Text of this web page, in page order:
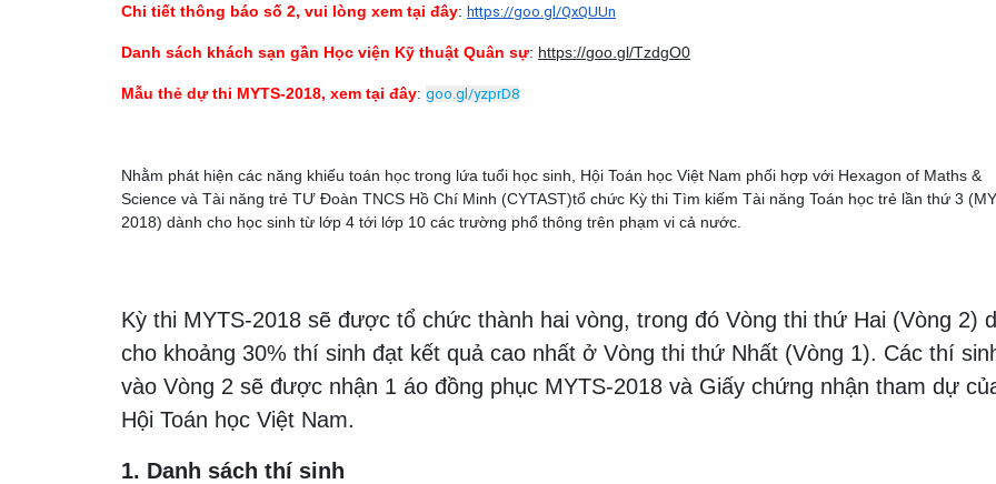
Chi tiết thông báo số 2, vui lòng xem tại đây:https://goo.gl/QxQUUn
Danh sách khách sạn gần Học viện Kỹ thuật Quân sự: https://goo.gl/TzdgO0
Mẫu thẻ dự thi MYTS-2018, xem tại đây:goo.gl/yzprD8
Nhằm phát hiện các năng khiếu toán học trong lứa tuổi học sinh, Hội Toán học Việt Nam phối hợp với Hexagon of Maths &
Science và Tài năng trẻ TƯ Đoàn TNCS Hồ Chí Minh (CYTAST)tổ chức Kỳ thi Tìm kiếm Tài năng Toán học trẻ lần thứ 3
2018) dành cho học sinh từ lớp 4 tới lớp 10 các trường phổ thông trên phạm vi cả nước.
Kỳ thi MYTS-2018 sẽ được tổ chức thành hai vòng, trong đó Vòng thi thứ Hai (Vòng 2)
cho khoảng 30% thí sinh đạt kết quả cao nhất ở Vòng thi thứ Nhất (Vòng 1). Các thí
vào Vòng 2 sẽ được nhận 1 áo đồng phục MYTS-2018 và Giấy chứng nhận tham dự
Hội Toán học Việt Nam.
1. Danh sách thí sinh